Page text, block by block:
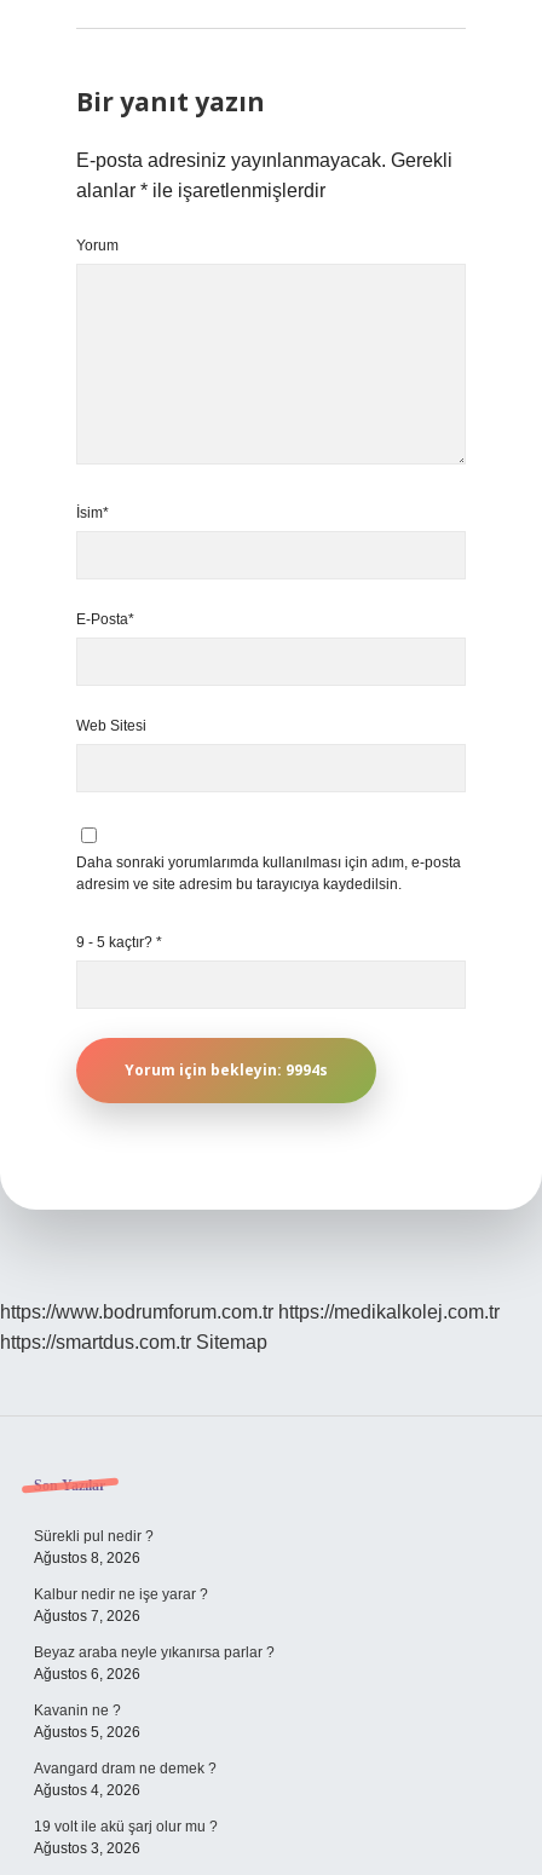
Bir yanıt yazın
E-posta adresiniz yayınlanmayacak. Gerekli
alanlar * ile işaretlenmişlerdir
Yorum
İsim*
E-Posta*
Web Sitesi
Daha sonraki yorumlarımda kullanılması için adım, e-posta
adresim ve site adresim bu tarayıcıya kaydedilsin.
9 - 5 kaçtır? *
https://www.bodrumforum.com.tr https://medikalkolej.com.tr
https://smartdus.com.tr Sitemap
Sidebar
Son Yazılar
Sürekli pul nedir ?
Ağustos 8, 2026
Kalbur nedir ne işe yarar ?
Ağustos 7, 2026
Beyaz araba neyle yıkanırsa parlar ?
Ağustos 6, 2026
Kavanin ne ?
Ağustos 5, 2026
Avangard dram ne demek ?
Ağustos 4, 2026
19 volt ile akü şarj olur mu ?
Ağustos 3, 2026